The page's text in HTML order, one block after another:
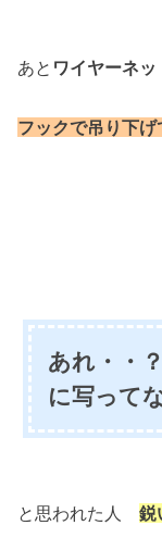
あと ワイヤーネッ
フックで吊り下げ
あれ・・
に写って
と思われた人鋭